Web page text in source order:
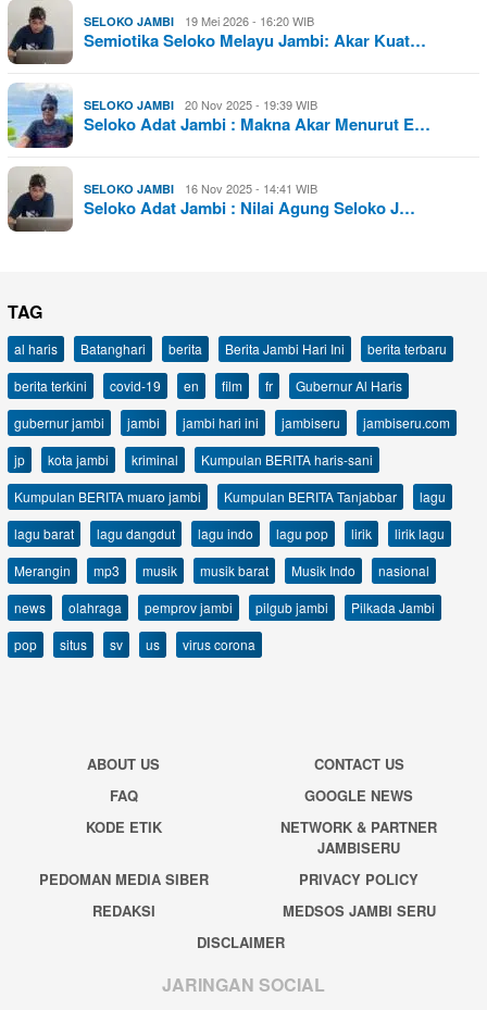
SELOKO JAMBI 19 Mei 2026 - 16:20 WIB
Semiotika Seloko Melayu Jambi: Akar Kuat…
SELOKO JAMBI 20 Nov 2025 - 19:39 WIB
Seloko Adat Jambi : Makna Akar Menurut E…
SELOKO JAMBI 16 Nov 2025 - 14:41 WIB
Seloko Adat Jambi : Nilai Agung Seloko J…
TAG
al haris Batanghari berita Berita Jambi Hari Ini
berita terbaru
berita terkini
covid-19 en film fr
Gubernur Al Haris
gubernur jambi
jambi jambi hari ini jambiseru
jambiseru.com
jp
kota jambi kriminal
Kumpulan BERITA haris-sani
Kumpulan BERITA muaro jambi
Kumpulan BERITA Tanjabbar
lagu
lagu barat
lagu dangdut lagu indo lagu pop lirik
lirik lagu
Merangin
mp3 musik musik barat Musik Indo
nasional
news
olahraga pemprov jambi pilgub jambi
Pilkada Jambi
pop
situs sv us virus corona
ABOUT US
CONTACT US
FAQ
GOOGLE NEWS
KODE ETIK
NETWORK & PARTNER
JAMBISERU
PEDOMAN MEDIA SIBER
PRIVACY POLICY
REDAKSI
MEDSOS JAMBI SERU
DISCLAIMER
JARINGAN SOCIAL